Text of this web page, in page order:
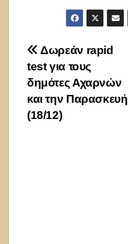
Πλοήγηση
άρθρων
Δωρεάν rapid
test για τους
δημότες Αχαρνών
και την Παρασκευή
(18/12)